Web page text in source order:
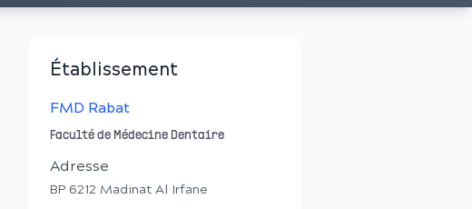
Établissement
FMD Rabat
Faculté de Médecine Dentaire
Adresse
BP 6212 Madinat Al Irfane